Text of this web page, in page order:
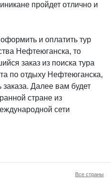
пройдет отлично и
и оплатить тур
Нефтеюганска, то
заказ из поиска тура
по отдыху Нефтеюганска,
заказа. Далее вам будет
стране из
сети
Все страны